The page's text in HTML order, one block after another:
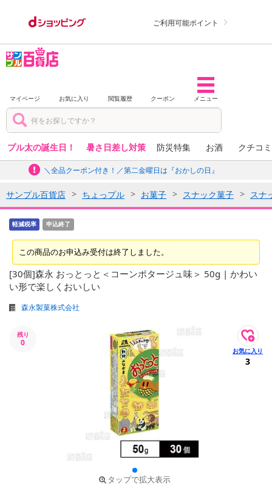
ご利用可能ポイント
マイページ お気に入り 閲覧履歴 クーポン メニュー
プル太の誕生日！ 暑さ日差し対策 防災特集 お酒 クチコ
＼全品クーポン付き！／第二金曜日は『おかしの日』
サンプル百貨店 ちょっプル お菓子 スナック菓子 スナ
軽減税率 申込終了
この商品のお申込み受付は終了しました。
[30個]森永 おっとっと＜コーンポタージュ味＞ 50g | かわい
い形で楽しくおいしい
森永製菓株式会社
残り
0
タップで拡大表示
3